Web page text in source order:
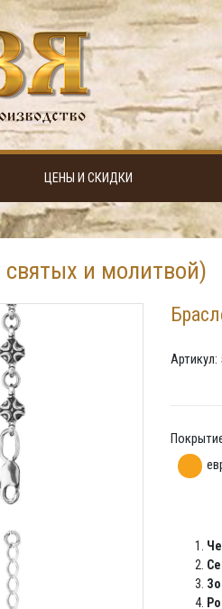
ЦЕНЫ И СКИДКИ
и молитвой)
Артикул: